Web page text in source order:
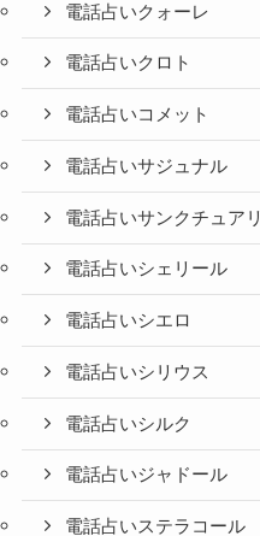
電話占いクォーレ
電話占いクロト
電話占いコメット
電話占いサジュナル
電話占いサンクチュアリ
電話占いシェリール
電話占いシエロ
電話占いシリウス
電話占いシルク
電話占いジャドール
電話占いステラコール